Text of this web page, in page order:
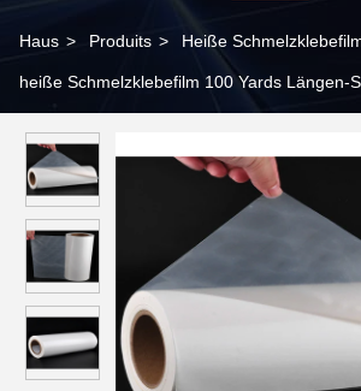
Haus > Produits > Heiße
heiße Schmelzklebefilm 100 Yards Längen-